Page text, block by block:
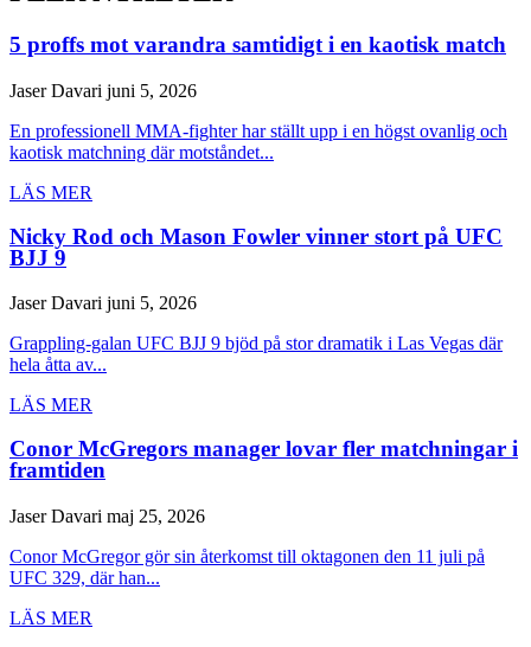
5 proffs mot varandra samtidigt i en kaotisk match
Jaser Davari juni 5, 2026
En professionell MMA-fighter har ställt upp i en högst ovanlig och
kaotisk matchning där motståndet...
LÄS MER
Nicky Rod och Mason Fowler vinner stort på UFC
BJJ 9
Jaser Davari juni 5, 2026
Grappling-galan UFC BJJ 9 bjöd på stor dramatik i Las Vegas där
hela åtta av...
LÄS MER
Conor McGregors manager lovar fler matchningar i
framtiden
Jaser Davari maj 25, 2026
Conor McGregor gör sin återkomst till oktagonen den 11 juli på
UFC 329, där han...
LÄS MER